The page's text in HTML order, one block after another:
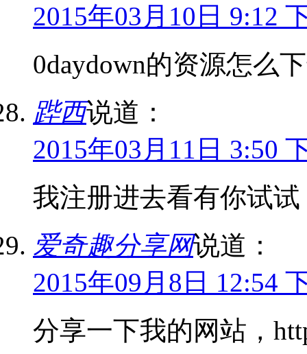
2015年03月10日 9:12
0daydown的资源怎么
跸西说道：
2015年03月11日 3:50
我注册进去看有你试试
爱奇趣分享网说道：
2015年09月8日 12:54
分享一下我的网站，